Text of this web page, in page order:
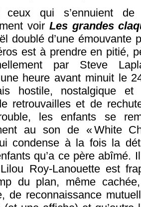
qui s’ennuient de
voir Les grandes
doublé d’une émouvante
est à prendre en pitié,
par Steve
heure avant minuit le
hostile, nostalgique
retrouvailles et de
les enfants se
au son de « White
condense à la fois la
qu’a ce père abîmé.
Roy-Lanouette est
du plan, même
de reconnaissance